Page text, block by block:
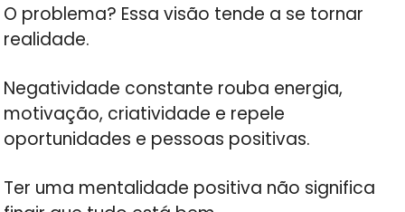
O problema? Essa visão tende a se tornar
realidade.
Negatividade constante rouba energia,
motivação, criatividade e repele
oportunidades e pessoas positivas.
Ter uma mentalidade positiva não significa